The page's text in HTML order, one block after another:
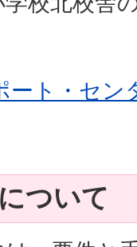
ート・セン
ついて